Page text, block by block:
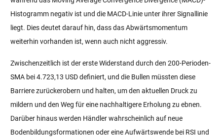
Histogramm negativ ist und die MACD-Linie unter ihrer Signallinie
liegt. Dies deutet darauf hin, dass das Abwärtsmomentum
weiterhin vorhanden ist, wenn auch nicht aggressiv.
Zwischenzeitlich ist der erste Widerstand durch den 200-Perioden-
SMA bei 4.723,13 USD definiert, und die Bullen müssten diese
Barriere zurückerobern und halten, um den aktuellen Druck zu
mildern und den Weg für eine nachhaltigere Erholung zu ebnen.
Darüber hinaus werden Händler wahrscheinlich auf neue
Bodenbildungsformationen oder eine Aufwärtswende bei RSI und